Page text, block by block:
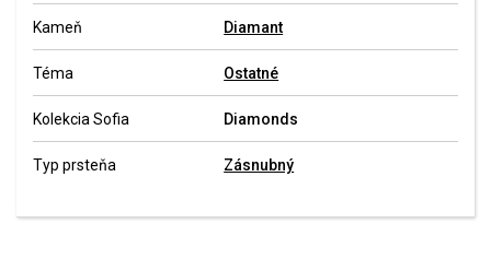
Kameň Diamant
Téma Ostatné
Kolekcia Sofia Diamonds
Typ prsteňa Zásnubný